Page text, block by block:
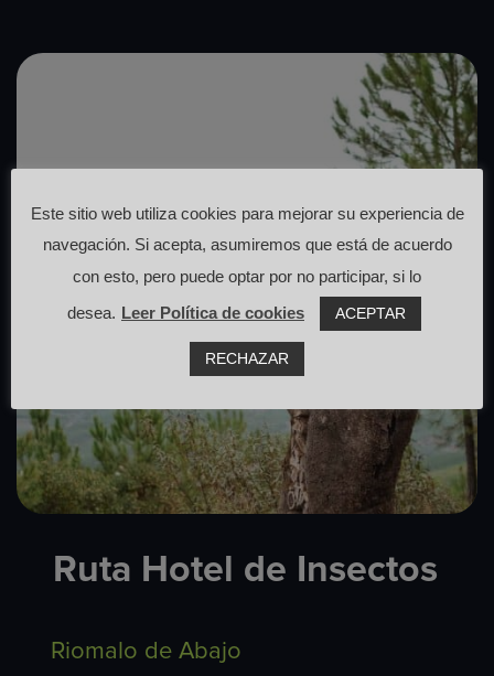
Ruta Hotel de Insectos
Riomalo de Abajo
Este sitio web utiliza cookies para mejorar su experiencia de
navegación. Si acepta, asumiremos que está de acuerdo
con esto, pero puede optar por no participar, si lo
desea. Leer Política de cookies ACEPTAR
RECHAZAR